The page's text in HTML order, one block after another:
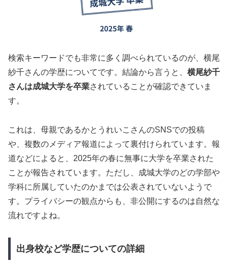
検索キーワードでも非常に多く調べられているのが、横尾
紗千さんの学歴についてです。結論から言うと、 横尾紗千
さんは成城大学を卒業されていることが確認できていま
す。
これは、母親であるかとうれいこさんのSNSでの投稿
や、複数のメディア報道によって裏付けられています。報
道などによると、2025年の春に無事に大学を卒業された
ことが報告されています。ただし、成城大学のどの学部や
学科に所属していたのかまでは公表されていないようで
す。プライバシーの観点からも、非公開にするのは自然な
流れですよね。
出身校など学歴についての詳細